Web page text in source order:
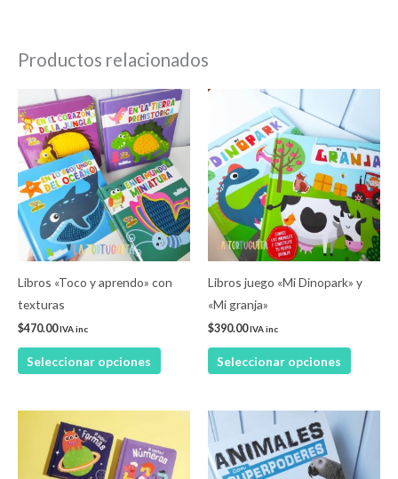
Productos relacionados
Libros «Toco y aprendo» con
texturas
$470.00IVA inc
Seleccionar opciones
Este
producto
tiene
múltiples
variantes.
Las
opciones
se
producto
Libros juego «Mi Dinopark» y
«Mi granja»
$390.00IVA inc
Seleccionar opciones
Este
tiene
Las
se
producto
tiene